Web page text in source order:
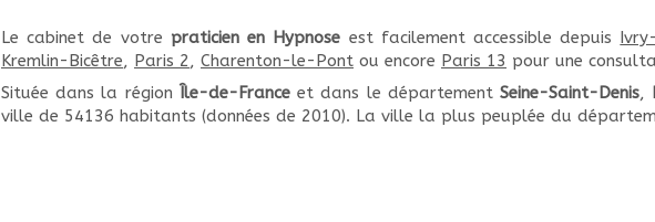
Le cabinet de votre praticien en Hypnose est facilement accessible depuis
Kremlin-Bicêtre, Paris 2, Charenton-le-Pont ou encore Paris 13 pour une
Située dans la région Île-de-Franceet dans le départementSeine-Saint-Denis,
ville de 54136 habitants (données de 2010). La ville la plus peuplée du